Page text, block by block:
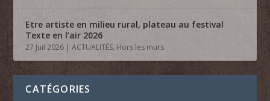
Etre artiste en milieu rural, plateau au festival
Texte en l’air 2026
27 Juil 2026 |ACTUALITÉS, Hors les murs
CATÉGORIES